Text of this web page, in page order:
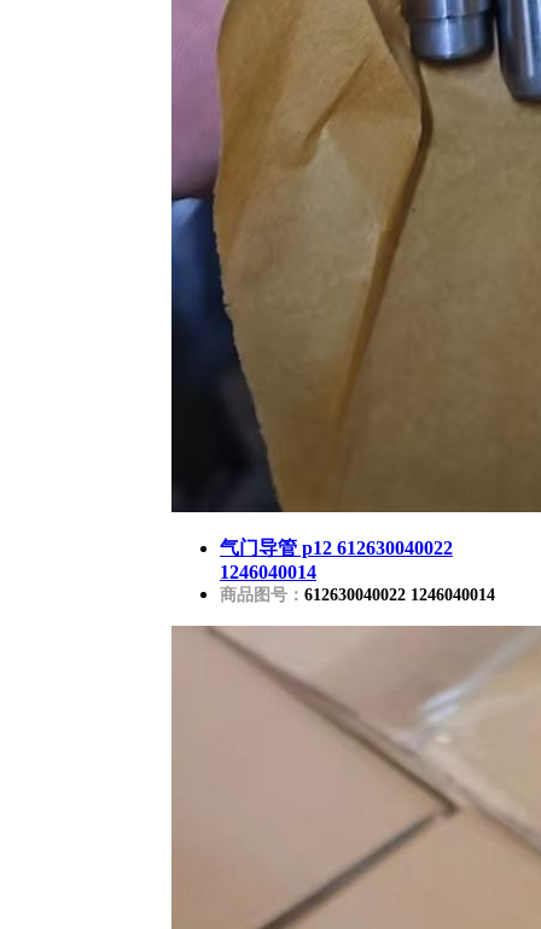
气门导管 p12 612630040022
1246040014
商品图号： 612630040022 1246040014